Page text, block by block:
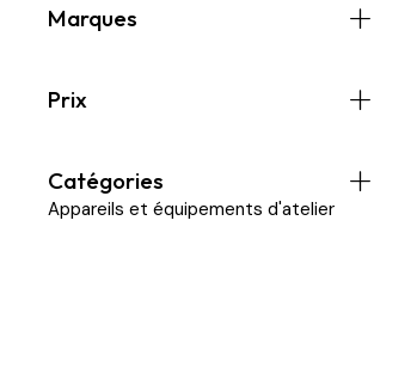
Marques
Prix
Catégories
Appareils et équipements d'atelier